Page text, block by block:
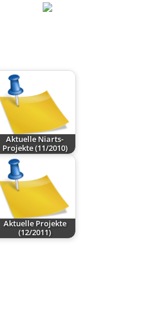
Aktuelle Niarts-
Projekte (11/2010)
Aktuelle Projekte
(12/2011)